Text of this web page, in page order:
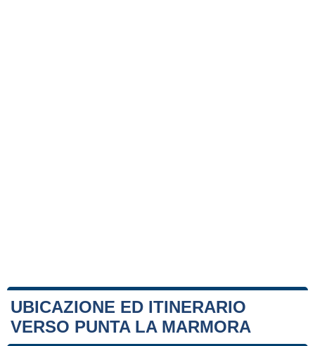
UBICAZIONE ED ITINERARIO
VERSO PUNTA LA MARMORA
Leaflet|Map data ©OpenStreetMap